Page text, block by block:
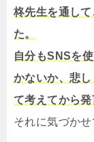
柊先生を通し
た。
自分もSNSを
かないか、悲
て考えてから発
それに気づか